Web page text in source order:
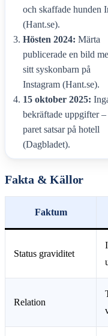
och skaffade hunden
(Hant.se).
Hösten 2024: Märta
publicerade en bild
sitt syskonbarn på
Instagram (Hant.se).
15 oktober 2025:
bekräftade uppgifter –
paret satsar på hotell
(Dagbladet).
Fakta & Källor
Faktum
Status graviditet
Relation